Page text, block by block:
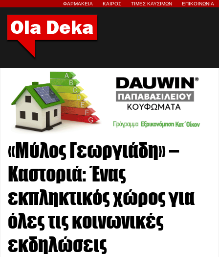
ΦΑΡΜΑΚΕΙΑ ΚΑΙΡΟΣ ΤΙΜΕΣ ΚΑΥΣΙΜΩΝ ΕΠΙΚΟΙΝΩΝΙΑ
«Μύλος Γεωργιάδη» –
Καστοριά: Ένας
εκπληκτικός χώρος για
όλες τις κοινωνικές
εκδηλώσεις